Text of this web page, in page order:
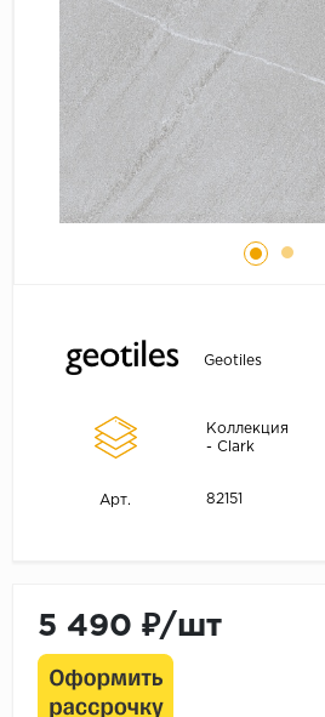
Geotiles
Коллекция
- Clark
Арт. 82151
5 490 ₽/шт